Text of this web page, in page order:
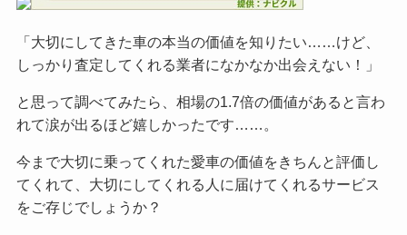
「大切にしてきた車の本当の価値を知りたい……けど、
しっかり査定してくれる業者になかなか出会えない！」
と思って調べてみたら、相場の1.7倍の価値があると言わ
れて涙が出るほど嬉しかったです……。
今まで大切に乗ってくれた愛車の価値をきちんと評価し
てくれて、大切にしてくれる人に届けてくれるサービス
をご存じでしょうか？